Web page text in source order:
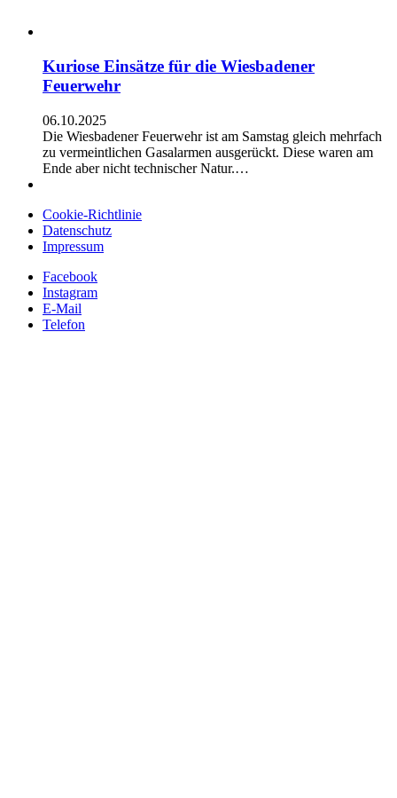
Kuriose Einsätze für die Wiesbadener
Feuerwehr
06.10.2025
Die Wiesbadener Feuerwehr ist am Samstag gleich mehrfach
zu vermeintlichen Gasalarmen ausgerückt. Diese waren am
Ende aber nicht technischer Natur.…
Cookie-Richtlinie
Datenschutz
Impressum
Facebook
Instagram
E-Mail
Telefon